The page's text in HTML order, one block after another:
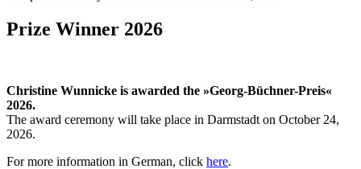
Prize Winner 2026
Christine Wunnicke is awarded the »Georg-Büchner-Preis«
2026.
The award ceremony will take place in Darmstadt on October 24,
2026.
For more information in German, click here.